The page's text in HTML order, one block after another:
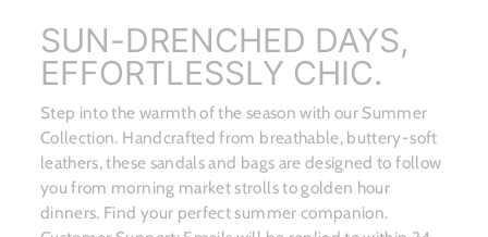
SUN-DRENCHED DAYS,
EFFORTLESSLY CHIC.
Step into the warmth of the season with our Summer
Collection. Handcrafted from breathable, buttery-soft
leathers, these sandals and bags are designed to follow
you from morning market strolls to golden hour
dinners. Find your perfect summer companion.